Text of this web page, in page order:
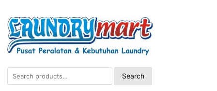
content
Search
for:
Search